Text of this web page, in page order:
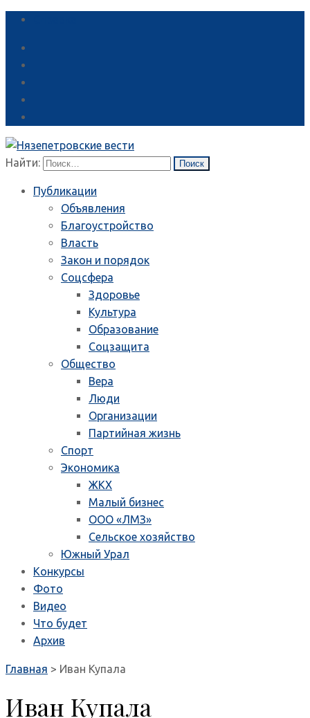
Найти:
Публикации
Объявления
Благоустройство
Власть
Закон и порядок
Соцсфера
Здоровье
Культура
Образование
Соцзащита
Общество
Вера
Люди
Организации
Партийная жизнь
Спорт
Экономика
ЖКХ
Малый бизнес
ООО «ЛМЗ»
Сельское хозяйство
Южный Урал
Конкурсы
Фото
Видео
Что будет
Архив
Главная > Иван Купала
Иван Купала